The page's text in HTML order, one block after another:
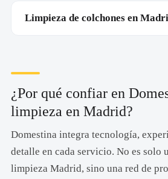
Limpieza de colchones en
¿Por qué confiar en
limpieza en Madrid?
Domestina integra tecnología,
detalle en cada servicio. No es solo
limpieza Madrid, sino una red de